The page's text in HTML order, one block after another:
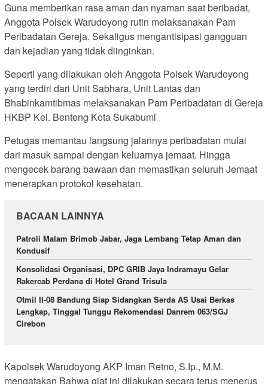
Guna memberikan rasa aman dan nyaman saat beribadat,
Anggota Polsek Warudoyong rutin melaksanakan Pam
Peribadatan Gereja. Sekaligus mengantisipasi gangguan
dan kejadian yang tidak diinginkan.
Seperti yang dilakukan oleh Anggota Polsek Warudoyong
yang terdiri dari Unit Sabhara, Unit Lantas dan
Bhabinkamtibmas melaksanakan Pam Peribadatan di Gereja
HKBP Kel. Benteng Kota Sukabumi
Petugas memantau langsung jalannya peribadatan mulai
dari masuk sampai dengan keluarnya jemaat. Hingga
mengecek barang bawaan dan memastikan seluruh Jemaat
menerapkan protokol kesehatan.
BACAAN LAINNYA
Patroli Malam Brimob Jabar, Jaga Lembang Tetap Aman dan
Kondusif
Konsolidasi Organisasi, DPC GRIB Jaya Indramayu Gelar
Rakercab Perdana di Hotel Grand Trisula
Otmil II-08 Bandung Siap Sidangkan Serda AS Usai Berkas
Lengkap, Tinggal Tunggu Rekomendasi Danrem 063/SGJ
Cirebon
Kapolsek Warudoyong AKP Iman Retno, S.Ip., M.M.
mengatakan Bahwa giat ini dilakukan secara terus menerus